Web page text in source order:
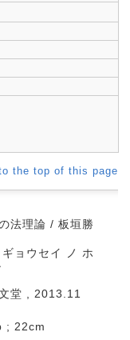
the top of this page
法理論 / 板垣勝
ョウセイ ノ ホ
堂 , 2013.11
; 22cm